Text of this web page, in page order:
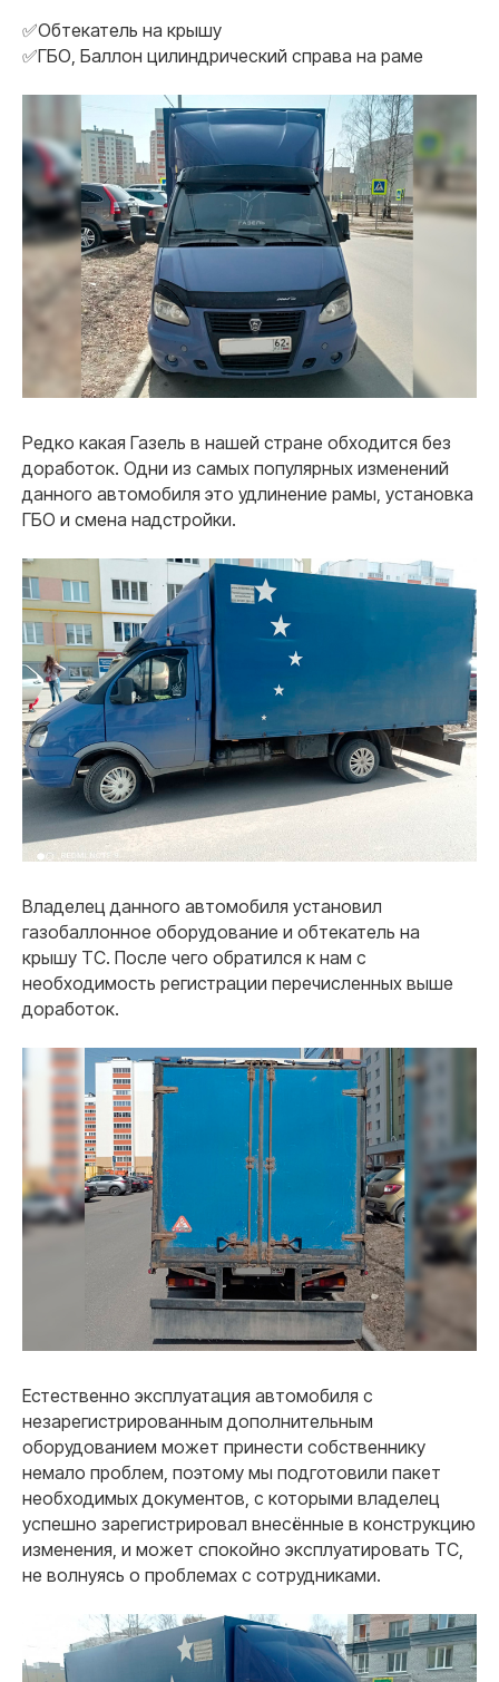
✅Обтекатель на крышу
✅ГБО, Баллон цилиндрический справа на раме
Редко какая Газель в нашей стране обходится без
доработок. Одни из самых популярных изменений
данного автомобиля это удлинение рамы, установка
ГБО и смена надстройки.
Владелец данного автомобиля установил
газобаллонное оборудование и обтекатель на
крышу ТС. После чего обратился к нам с
необходимость регистрации перечисленных выше
доработок.
Естественно эксплуатация автомобиля с
незарегистрированным дополнительным
оборудованием может принести собственнику
немало проблем, поэтому мы подготовили пакет
необходимых документов, с которыми владелец
успешно зарегистрировал внесённые в конструкцию
изменения, и может спокойно эксплуатировать ТС,
не волнуясь о проблемах с сотрудниками.